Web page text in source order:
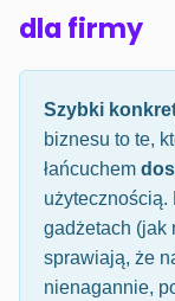
dla firmy
Szybki
biznesu to te,
łańcuchem
użytecznością.
gadżetach (jak
sprawiają, że
nienagannie,